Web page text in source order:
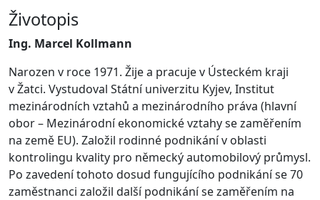
Životopis
Ing. Marcel Kollmann
Narozen v roce 1971. Žije a pracuje v Ústeckém kraji
v Žatci. Vystudoval Státní univerzitu Kyjev, Institut
mezinárodních vztahů a mezinárodního práva (hlavní
obor – Mezinárodní ekonomické vztahy se zaměřením
na země EU). Založil rodinné podnikání v oblasti
kontrolingu kvality pro německý automobilový průmysl.
Po zavedení tohoto dosud fungujícího podnikání se 70
zaměstnanci založil další podnikání se zaměřením na